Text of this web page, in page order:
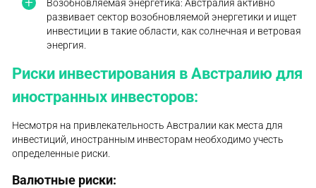
Возобновляемая энергетика: Австралия активно
развивает сектор возобновляемой энергетики и ищет
инвестиции в такие области, как солнечная и ветровая
энергия.
Риски инвестирования в Австралию для
иностранных инвесторов:
Несмотря на привлекательность Австралии как места для
инвестиций, иностранным инвесторам необходимо учесть
определенные риски.
Валютные риски: